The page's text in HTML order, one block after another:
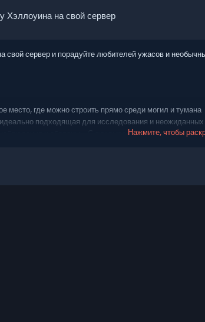
Хэллоуина на свой сервер
сервер и порадуйте любителей ужасов и
где можно строить прямо среди могил и тумана
подходящая для исследования и неожиданных
и обороны: «Сижу высоко, смотрю вдаль»
Нажмите, чтобы